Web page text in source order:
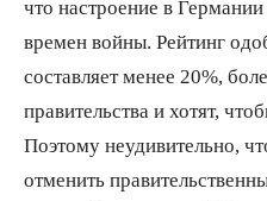
что настроение в
времен войны. Рейтинг
составляет менее 20%,
правительства и хотят,
Поэтому неудивительно,
отменить